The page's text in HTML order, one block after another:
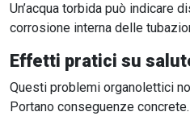
Un’acqua torbida può indicare
corrosione interna delle
Effetti pratici su
Questi problemi organolettici
Portano conseguenze concrete.